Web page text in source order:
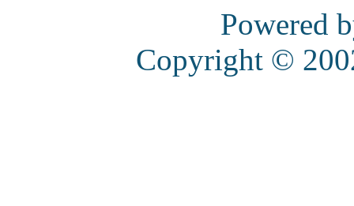
Powered
Copyright ©